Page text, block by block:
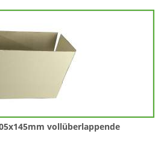
vollüberlappende